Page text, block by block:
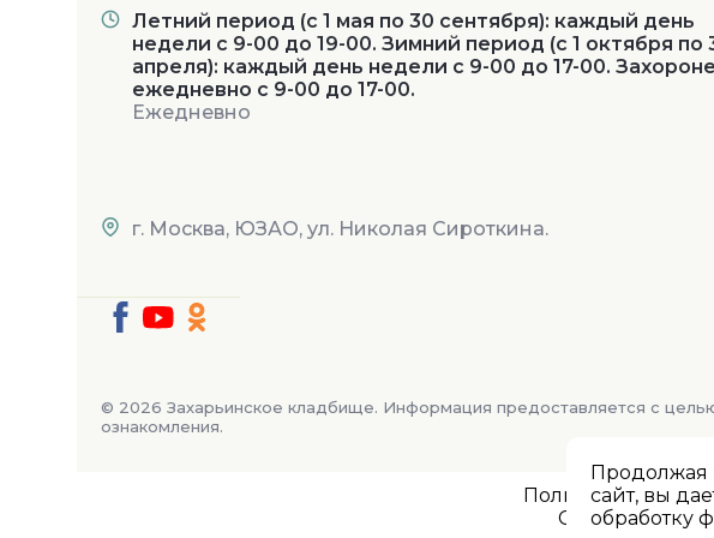
Летний период (с 1 мая по 30 сентября): каждый день
недели с 9-00 до 19-00. Зимний период (с 1 октября по
апреля): каждый день недели с 9-00 до 17-00.
ежедневно с 9-00 до 17-00.
Ежедневно
г. Москва, ЮЗАО, ул. Николая Сироткина.
© 2026 Захарьинское кладбище. Информация предоставляется с
ознакомления.
Политика
Соглашение
Продолжая
сайт, вы
обработку